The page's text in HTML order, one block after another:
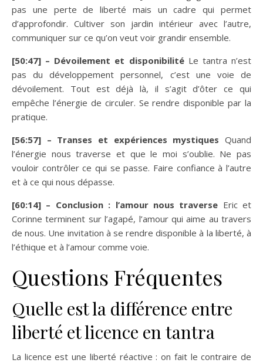
pas une perte de liberté mais un cadre qui permet
d’approfondir. Cultiver son jardin intérieur avec l’autre,
communiquer sur ce qu’on veut voir grandir ensemble.
[50:47] – Dévoilement et disponibilitéLe tantra n’est
pas du développement personnel, c’est une voie de
dévoilement. Tout est déjà là, il s’agit d’ôter ce qui
empêche l’énergie de circuler. Se rendre disponible par la
pratique.
[56:57] – Transes et expériences mystiques Quand
l’énergie nous traverse et que le moi s’oublie. Ne pas
vouloir contrôler ce qui se passe. Faire confiance à l’autre
et à ce qui nous dépasse.
[60:14] – Conclusion : l’amour nous traverse Eric et
Corinne terminent sur l’agapé, l’amour qui aime au travers
de nous. Une invitation à se rendre disponible à la liberté, à
l’éthique et à l’amour comme voie.
Questions Fréquentes
Quelle est la différence entre
liberté et licence en tantra
La licence est une liberté réactive : on fait le contraire de